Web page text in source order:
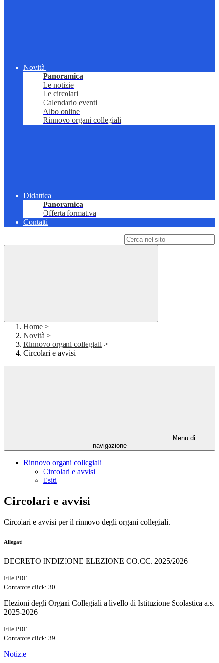
Novità
Panoramica
Le notizie
Le circolari
Calendario eventi
Albo online
Rinnovo organi collegiali
Didattica
Panoramica
Offerta formativa
Contatti
Home >
Novità >
Rinnovo organi collegiali >
Circolari e avvisi
Menu di
navigazione
Rinnovo organi collegiali
Circolari e avvisi
Esiti
Circolari e avvisi
Circolari e avvisi per il rinnovo degli organi collegiali.
Allegati
DECRETO INDIZIONE ELEZIONE OO.CC. 2025/2026
File PDF
Contatore click: 30
Elezioni degli Organi Collegiali a livello di Istituzione Scolastica a.s.
2025-2026
File PDF
Contatore click: 39
Notizie